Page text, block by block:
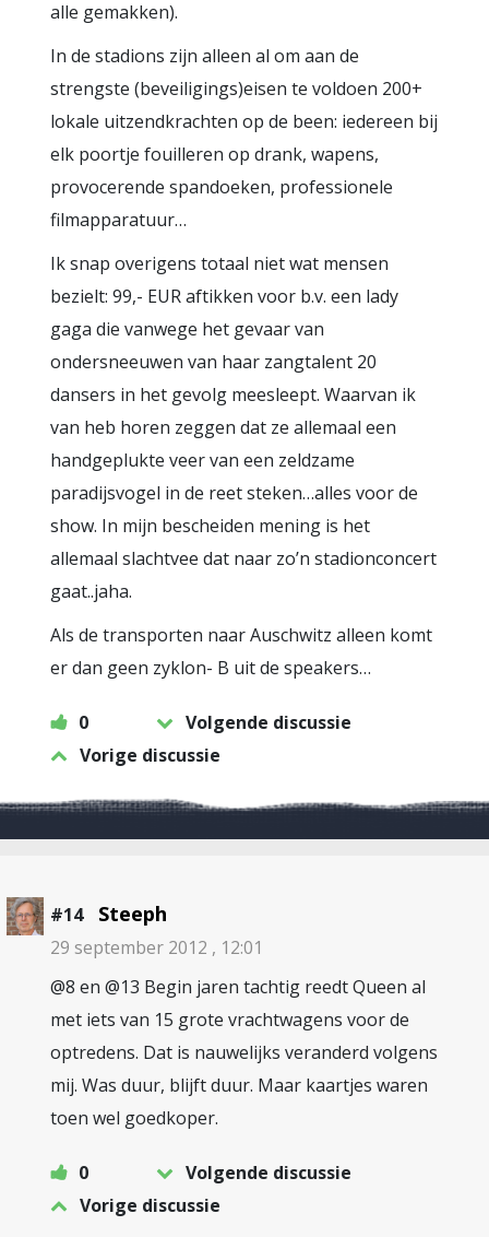
alle gemakken).
In de stadions zijn alleen al om aan de
strengste (beveiligings)eisen te voldoen 200+
lokale uitzendkrachten op de been: iedereen bij
elk poortje fouilleren op drank, wapens,
provocerende spandoeken, professionele
filmapparatuur…
Ik snap overigens totaal niet wat mensen
bezielt: 99,- EUR aftikken voor b.v. een lady
gaga die vanwege het gevaar van
ondersneeuwen van haar zangtalent 20
dansers in het gevolg meesleept. Waarvan ik
van heb horen zeggen dat ze allemaal een
handgeplukte veer van een zeldzame
paradijsvogel in de reet steken…alles voor de
show. In mijn bescheiden mening is het
allemaal slachtvee dat naar zo’n stadionconcert
gaat..jaha.
Als de transporten naar Auschwitz alleen komt
er dan geen zyklon- B uit de speakers…
0
Volgende discussie
Vorige discussie
#14 Steeph
29 september 2012 , 12:01
@8 en @13 Begin jaren tachtig reedt Queen al
met iets van 15 grote vrachtwagens voor de
optredens. Dat is nauwelijks veranderd volgens
mij. Was duur, blijft duur. Maar kaartjes waren
toen wel goedkoper.
0
Volgende discussie
Vorige discussie